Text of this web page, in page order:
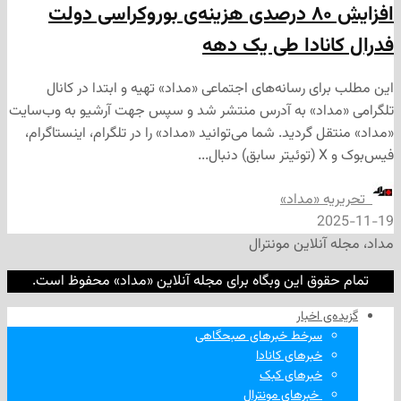
افزایش ۸۰ درصدی هزینه‌ی بوروکراسی دولت
طی یک دهه
رسانه‌های اجتماعی «مداد» تهیه و ابتدا در کانال
به آدرس منتشر شد و سپس جهت آرشیو به وب‌سایت
گردید. شما می‌توانید «مداد» را در تلگرام، اینستاگرام،
«مداد»
مونترال
این وبگاه برای مجله آنلاین «مداد» محفوظ است.
اخبار
سرخط خبرهای صبحگاهی
خبرهای کانادا
خبرهای کبک
‌ خبرهای مونترال